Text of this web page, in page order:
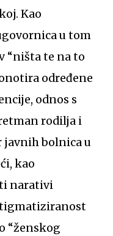
Kao
u tom
“ništa te na to
određene
odnos s
rodilja i
javnih bolnica u
kao
narativi
“ženskog